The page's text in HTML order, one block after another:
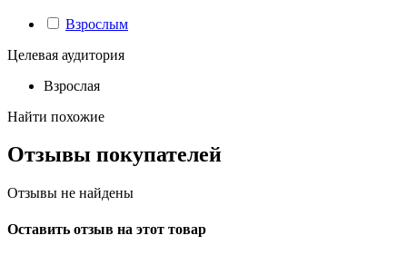
Взрослым
Целевая аудитория
Взрослая
Найти похожие
Отзывы покупателей
Отзывы не найдены
Оставить отзыв на этот товар